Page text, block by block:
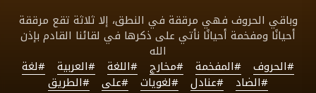
وباقي الحروف فهي مرققة في النطق، إلا ثلاثة تقع مرققة
أحيانًا ومفخمة أحيانًا نأتي على ذكرها في لقائنا القادم بإذن
الله
#الحروف #المفخمة #مخارج #اللغة #العربية
#لغة
#الضاد
#عنادل #لغويات #على #الطريق